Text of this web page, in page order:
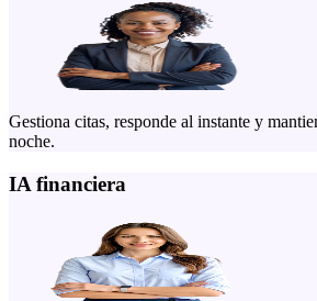
Gestiona citas, responde al instante y
noche.
IA financiera